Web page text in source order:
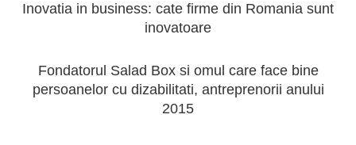
Inovatia in business: cate firme din Romania sunt
inovatoare
Fondatorul Salad Box si omul care face bine
persoanelor cu dizabilitati, antreprenorii anului
2015